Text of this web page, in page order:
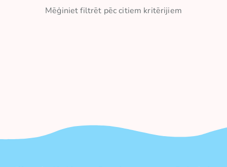
Mēģiniet filtrēt pēc citiem kritērijiem